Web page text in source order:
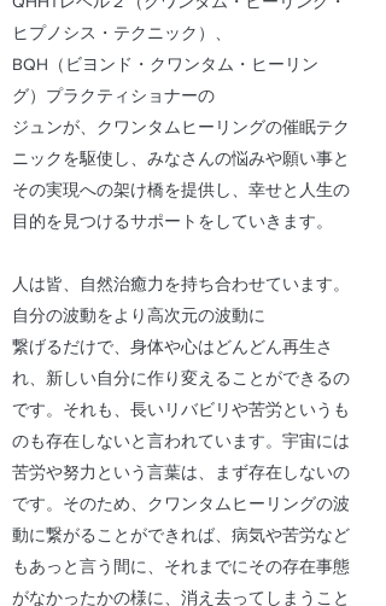
ヒプノシス・テクニック）、
BQH（ビヨンド・クワンタム・ヒーリン
グ）プラクティショナーの
ジュンが、クワンタムヒーリングの催眠テク
ニックを駆使し、みなさんの悩みや願い事と
その実現への架け橋を提供し、幸せと人生の
目的を見つけるサポートをしていきます。
人は皆、自然治癒力を持ち合わせています。
自分の波動をより高次元の波動に
繋げるだけで、身体や心はどんどん再生さ
れ、新しい自分に作り変えることができるの
です。それも、長いリバビリや苦労というも
のも存在しないと言われています。宇宙には
苦労や努力という言葉は、まず存在しないの
です。そのため、クワンタムヒーリングの波
動に繋がることができれば、病気や苦労など
もあっと言う間に、それまでにその存在事態
がなかったかの様に、消え去ってしまうこと